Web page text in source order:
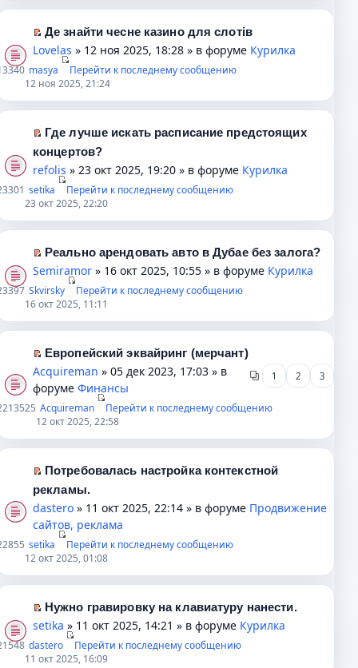
к
п
е
р
в
о
м
у
е
п
р
о
ч
т
а
н
н
о
у
с
о
о
б
щ
н
и
ю
П
р
й
т
к
п
е
р
в
о
у
н
е
п
р
ч
и
т
а
н
н
м
у
с
о
о
б
е
н
и
Де знайти чесне казино для слотів
Lovelas » 12 ноя 2025, 18:28 » в форуме Курилка
3340 masya
Перейти к последнему сообщению
12 ноя 2025, 21:24
е
р
е
й
т
и
п
е
р
в
о
у
н
е
п
р
о
и
т
а
н
н
о
у
с
о
Где лучше искать расписание предстоящих
концертов?
refolis » 23 окт 2025, 19:20 » в форуме Курилка
3301 setika
Перейти к последнему сообщению
23 окт 2025, 22:20
П
р
й
т
и
к
п
е
в
о
н
е
п
р
о
ч
т
а
Реально арендовать авто в Дубае без залога?
Semiramor » 16 окт 2025, 10:55 » в форуме Курилка
3397 Skvirsky
Перейти к последнему сообщению
16 окт 2025, 11:11
П
е
р
е
т
и
е
р
в
о
м
у
е
п
Европейский эквайринг (мерчант)
1 2 3
Acquireman » 05 дек 2023, 17:03 » в
форуме Финансы
13525 Acquireman
Перейти к последнему сообщению
12 окт 2025, 22:58
р
е
й
т
и
к
е
р
Потребовалась настройка контекстной
рекламы.
dastero » 11 окт 2025, 22:14 » в форуме Продвижение
сайтов, реклама
2855 setika
Перейти к последнему сообщению
12 окт 2025, 01:08
П
р
Нужно гравировку на клавиатуру нанести.
setika » 11 окт 2025, 14:21 » в форуме Курилка
1548 dastero
Перейти к последнему сообщению
11 окт 2025, 16:09